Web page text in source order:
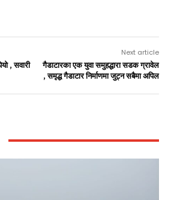
, सवारी
Next article
गैडाटारका एक युवा समुहद्धारा सडक ग्रावेल
, समृद्ध गैडाटार निर्माणमा जुट्न सबैमा अपिल